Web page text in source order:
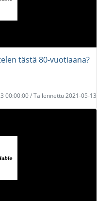
tästä 80-vuotiaana?
00:00:00 / Tallennettu 2021-05-13